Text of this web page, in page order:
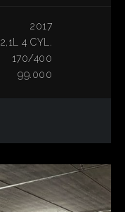
2017
2,1L 4 CYL.
170/400
99.000